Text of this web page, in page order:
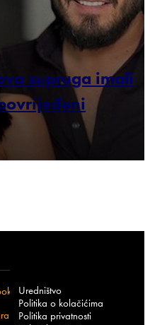
supruga imali
Uredništvo
Politika o kolačićima
Politika privatnosti